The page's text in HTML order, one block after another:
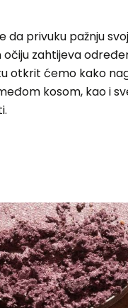
da privuku pažnju
zahtijeva
otkrit ćemo kako
kosom, kao i